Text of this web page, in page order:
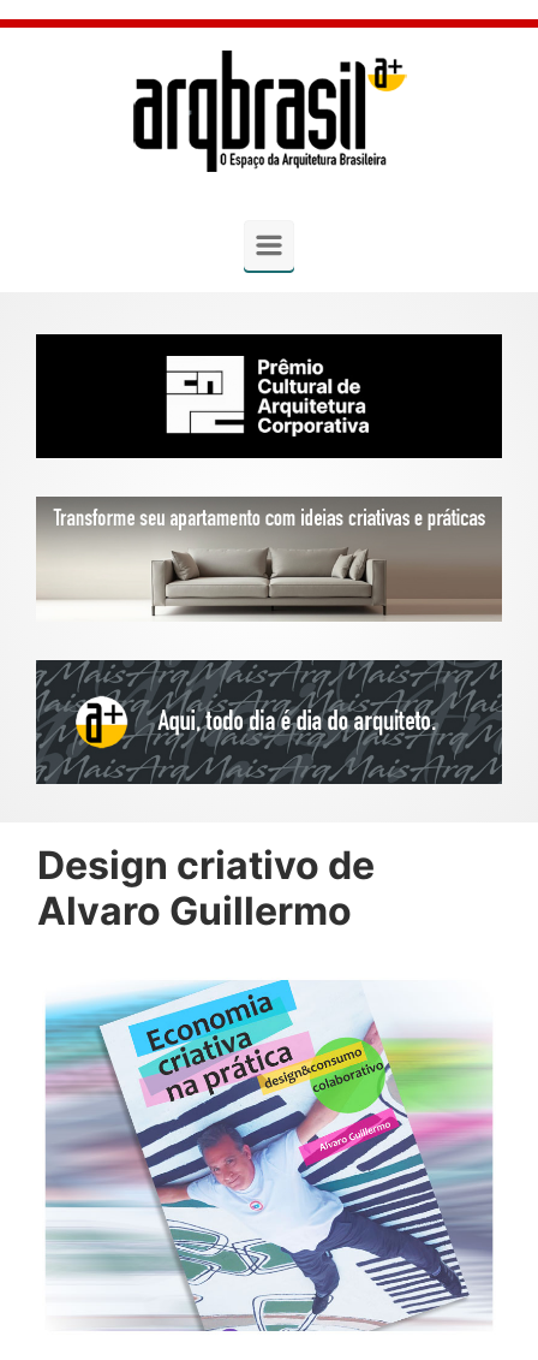
Skip to main content
Design criativo de
Alvaro Guillermo